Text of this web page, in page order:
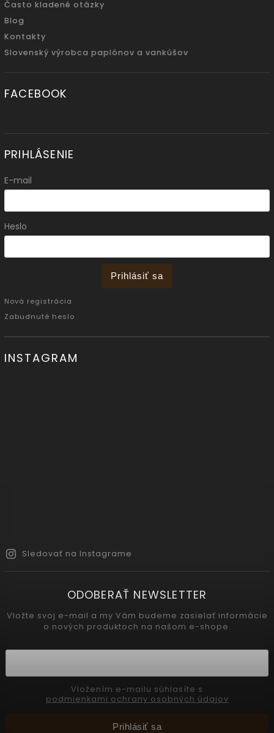
Často kladené otázky
Blog
Kontakty
Slovenský výrobca paplónov a vankúšov
FACEBOOK
PRIHLÁSENIE
E-mail
Heslo
Prihlásiť sa
Nová registrácia
Zabudnuté heslo
INSTAGRAM
Sledovať na Instagrame
ODOBERAŤ NEWSLETTER
Vložte svoj e-mail a my Vám budeme zasielať informácie
o nových produktoch na našom e-shope.
podmienkami ochrany osobných údajov
Prihlásiť sa